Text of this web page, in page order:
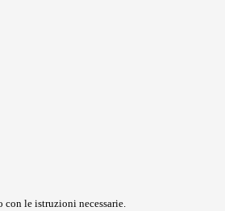
le istruzioni necessarie.